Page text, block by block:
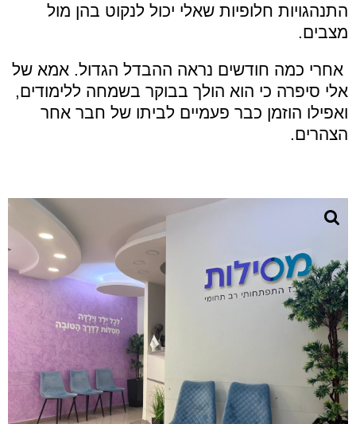
התנהגויות חלופיות שאלי יכול לנקוט בהן מול
מצבים.
אחרי כמה חודשים נראה ההבדל הגדול. אמא של
אלי סיפרה כי הוא הולך בבוקר בשמחה ללימודים,
ואפילו הוזמן כבר פעמיים לביתו של חבר אחר
הצהרים.